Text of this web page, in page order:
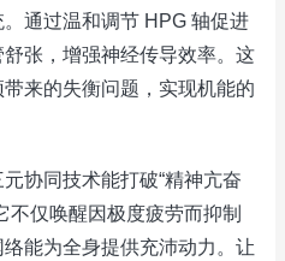
通过温和调节 HPG 轴促进
张，增强神经传导效率。这
来的失衡问题，实现机能的
协同技术能打破“精神亢奋
不仅唤醒因极度疲劳而抑制
能为全身提供充沛动力。让